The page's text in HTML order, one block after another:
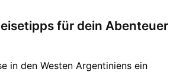
für dein Abenteuer
in den Westen Argentiniens ein